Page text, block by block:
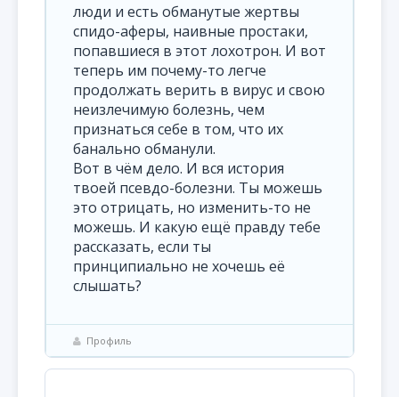
люди и есть обманутые жертвы
спидо-аферы, наивные простаки,
попавшиеся в этот лохотрон. И вот
теперь им почему-то легче
продолжать верить в вирус и свою
неизлечимую болезнь, чем
признаться себе в том, что их
банально обманули.
Вот в чём дело. И вся история
твоей псевдо-болезни. Ты можешь
это отрицать, но изменить-то не
можешь. И какую ещё правду тебе
рассказать, если ты
принципиально не хочешь её
слышать?
Профиль